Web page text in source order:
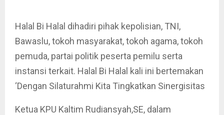
Halal Bi Halal dihadiri pihak kepolisian, TNI,
Bawaslu, tokoh masyarakat, tokoh agama, tokoh
pemuda, partai politik peserta pemilu serta
instansi terkait. Halal Bi Halal kali ini bertemakan
‘Dengan Silaturahmi Kita Tingkatkan Sinergisitas
Ketua KPU Kaltim Rudiansyah,SE, dalam